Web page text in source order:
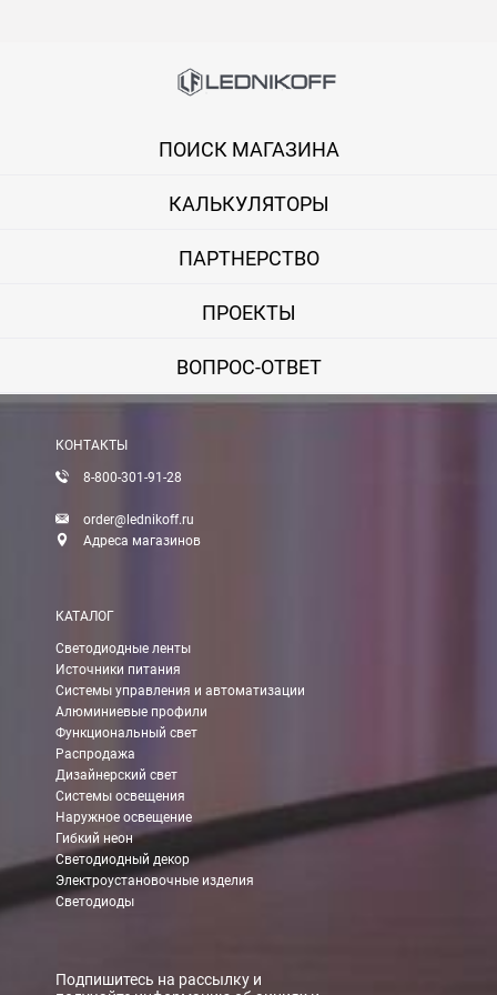
При заказе от 7000 руб. стоимость доставки равна 30 руб.
При заказе менее 7000 руб. стоимость доставки 750 руб. +
БЕСПЛАТНАЯ доставка при сумме заказа от 7000 руб.
Мы можем доставить ваши заказы сервисом компании
Транспортные компании
Доставка до ТК от 7000 руб. БЕСПЛАТНО.
Стоимость доставки ТК до Вашего пункта назначения Вы
ПОИСК МАГАЗИНА
КАЛЬКУЛЯТОРЫ
ПАРТНЕРСТВО
ПРОЕКТЫ
ВОПРОС-ОТВЕТ
КОНТАКТЫ
8-800-301-91-28
order@lednikoff.ru
Адреса магазинов
КАТАЛОГ
Светодиодные ленты
Источники питания
Системы управления и автоматизации
Алюминиевые профили
Функциональный свет
Распродажа
Дизайнерский свет
Системы освещения
Наружное освещение
Гибкий неон
Светодиодный декор
Электроустановочные изделия
Светодиоды
Подпишитесь на рассылку и